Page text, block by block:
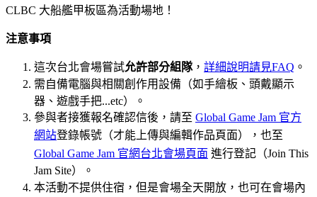
CLBC 大船艦甲板區為活動場地！
注意事項
這次台北會場嘗試允許部分組隊， 詳細說明請見FAQ 。
需自備電腦與相關創作用設備（如手繪板、頭戴顯示
器、遊戲手把...etc）。
參與者接獲報名確認信後，請至 Global Game Jam 官方
網站登錄帳號（才能上傳與編輯作品頁面），也至
Global Game Jam 官網台北會場頁面 進行登記（Join This
Jam Site）。
本活動不提供住宿，但是會場全天開放，也可在會場內